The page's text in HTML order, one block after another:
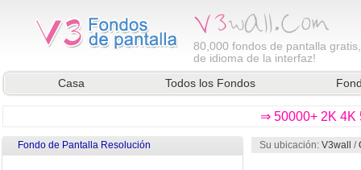
80,000 fondos de pantalla
de idioma de la interfaz!
Casa
Todos los Fondos
⇒ 50000+ 2K 4K
Fondo de Pantalla Resolución Su ubicación: V3wall /